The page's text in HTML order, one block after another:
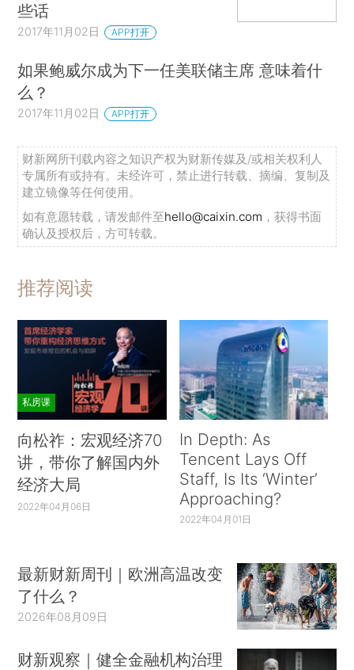
些话
2017年11月02日 APP打开
如果鲍威尔成为下一任美联储主席 意味着什
么？
2017年11月02日 APP打开
财新网所刊载内容之知识产权为财新传媒及/或相关权利人
专属所有或持有。未经许可，禁止进行转载、摘编、复制及
建立镜像等任何使用。
如有意愿转载，请发邮件至hello@caixin.com ，获得书面
确认及授权后，方可转载。
推荐阅读
私房课
向松祚：宏观经济70
讲，带你了解国内外
经济大局
2022年04月06日
In Depth: As
Tencent Lays Off
Staff, Is Its ‘Winter’
Approaching?
2022年04月01日
最新财新周刊｜欧洲高温改变
了什么？
2026年08月09日
财新观察｜健全金融机构治理